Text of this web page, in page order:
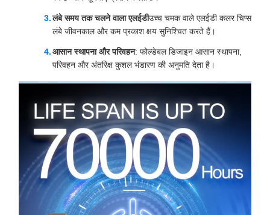
लंबे समय तक चलने वाला एलईडीउच्च चमक वाले एलईडी कलर चिप्स
लंबे जीवनकाल और कम प्रकाश क्षय सुनिश्चित करते हैं।
आसान स्थापना और परिवहन: फोल्डेबल डिजाइन आसान स्थापना,
परिवहन और अंतरिक्ष कुशल भंडारण की अनुमति देता है।